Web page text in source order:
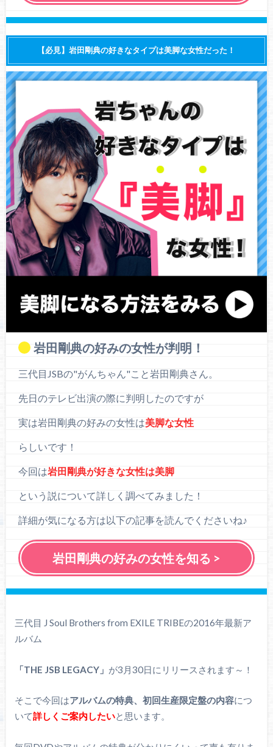
【必見】岩田剛典の好きなタイプは美脚な女性だった！
岩田剛典の好みの女性が判明！
三代目JSBの"がんちゃん"こと岩田剛典さん。
先日のテレビ出演の際に判明したのですが
実は岩田剛典の好みの女性は美脚な女性
らしいです！
今回は岩田剛典が好きな女性は美脚
という説について詳しく調べてみました！
詳細が気になる方は以下の記事を読んでくださいね♪
岩田剛典の好みの女性を知る >
三代目 J Soul Brothers from EXILE TRIBEの2016年最新ア
ルバム
「THE JSB LEGACY」 が3月30日にリリースされます～！
そこで今回はアルバムの特典、初回生産限定盤の内容につ
いて詳しくご案内したいと思います。